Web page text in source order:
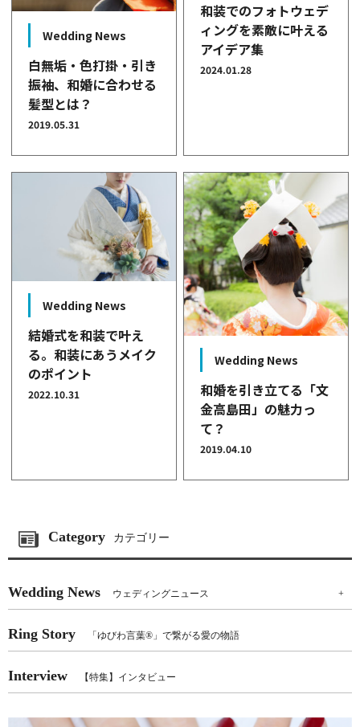
Wedding News
白無垢・色打掛・引き
振袖、和婚に合わせる
髪型とは？
2019.05.31
和装でのフォトウェデ
ィングを素敵に叶える
アイデア集
2024.01.28
Wedding News
結婚式を和装で叶え
る。和装にあうメイク
のポイント
2022.10.31
Wedding News
和婚を引き立てる「文
金高島田」の魅力っ
て？
2019.04.10
Category カテゴリー
Wedding News ウェディングニュース +
Ring Story 「ゆびわ言葉®」で繋がる愛の物語
Interview 【特集】インタビュー